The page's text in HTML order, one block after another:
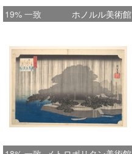
19% 一致 ホノルル美術館